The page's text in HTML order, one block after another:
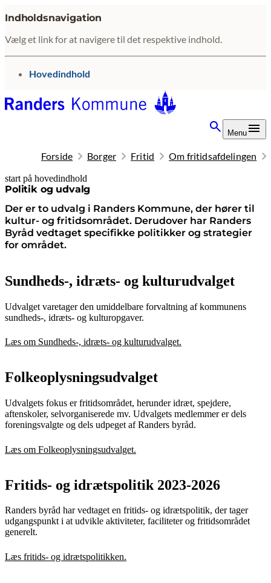
Indholdsnavigation
Vælg et link for at navigere til det respektive indhold.
gå til
Hovedindhold
Menu
Forside Borger Fritid Om fritidsafdelingen
start på hovedindhold
Politik og udvalg
Der er to udvalg i Randers Kommune, der hører til
kultur- og fritidsområdet. Derudover har Randers
Byråd vedtaget specifikke politikker og strategier
for området.
senest opdateret 17. juni 2026
Sundheds-, idræts- og kulturudvalget
Udvalget varetager den umiddelbare forvaltning af kommunens
sundheds-, idræts- og kulturopgaver.
Læs om Sundheds-, idræts- og kulturudvalget.
Folkeoplysningsudvalget
Udvalgets fokus er fritidsområdet, herunder idræt, spejdere,
aftenskoler, selvorganiserede mv. Udvalgets medlemmer er dels
foreningsvalgte og dels udpeget af Randers byråd.
Læs om Folkeoplysningsudvalget.
Fritids- og idrætspolitik 2023-2026
Randers byråd har vedtaget en fritids- og idrætspolitik, der tager
udgangspunkt i at udvikle aktiviteter, faciliteter og fritidsområdet
generelt.
Læs fritids- og idrætspolitikken.